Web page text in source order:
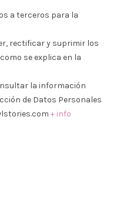
a terceros para la
rectificar y suprimir los
se explica en la
la información
de Datos Personales
+ info